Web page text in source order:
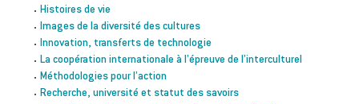
Histoires de vie
Images de la diversité des cultures
Innovation, transferts de technologie
La coopération internationale à l’épreuve de l’interculturel
Méthodologies pour l’action
Recherche, université et statut des savoirs